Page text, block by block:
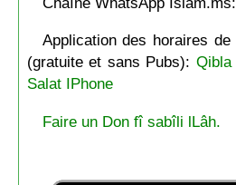
Application des horaires
(gratuite et sans Pubs): Qibla
Salat IPhone
Faire un Don fî sabîli lLâh.